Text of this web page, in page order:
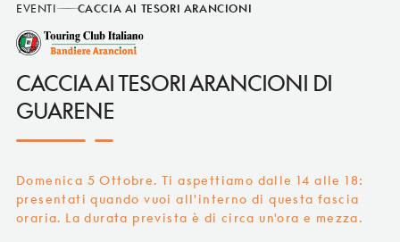
EVENTI CACCIA AI TESORI ARANCIONI
CACCIA AI TESORI ARANCIONI DI
GUARENE
Domenica 5 Ottobre. Ti aspettiamo dalle 14 alle 18:
presentati quando vuoi all'interno di questa fascia
oraria. La durata prevista è di circa un'ora e mezza.